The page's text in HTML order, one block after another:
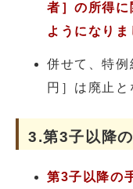
者］の所得に
ようになりま
併せて、特
円］は廃止と
3.第3子以降
第3子以降の